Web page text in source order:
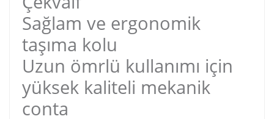
Sağlam ve ergonomik
taşıma kolu
Uzun ömrlü kullanımı için
yüksek kaliteli mekanik
conta